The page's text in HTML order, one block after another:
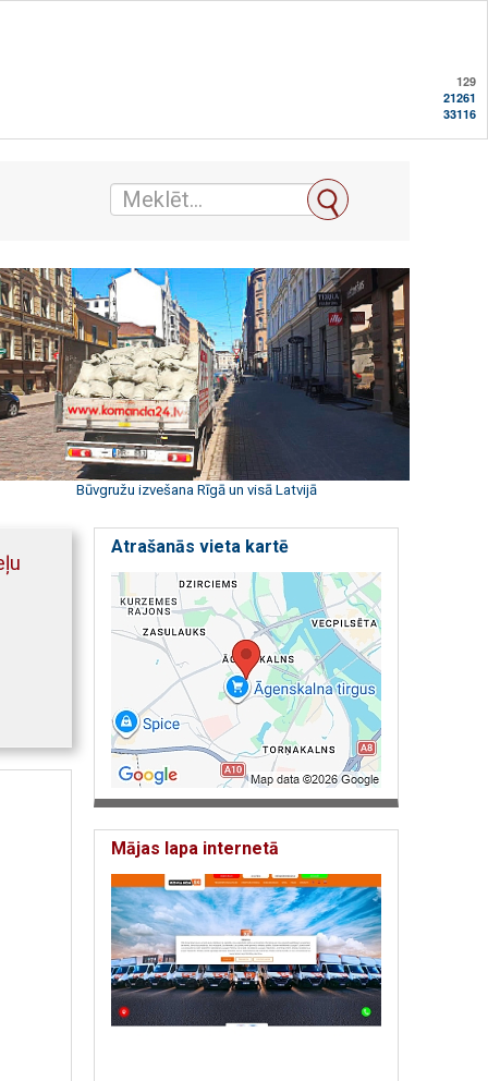
129
21261
33116
Būvgružu izvešana Rīgā un visā Latvijā
Atrašanās vieta kartē
Mājas lapa internetā